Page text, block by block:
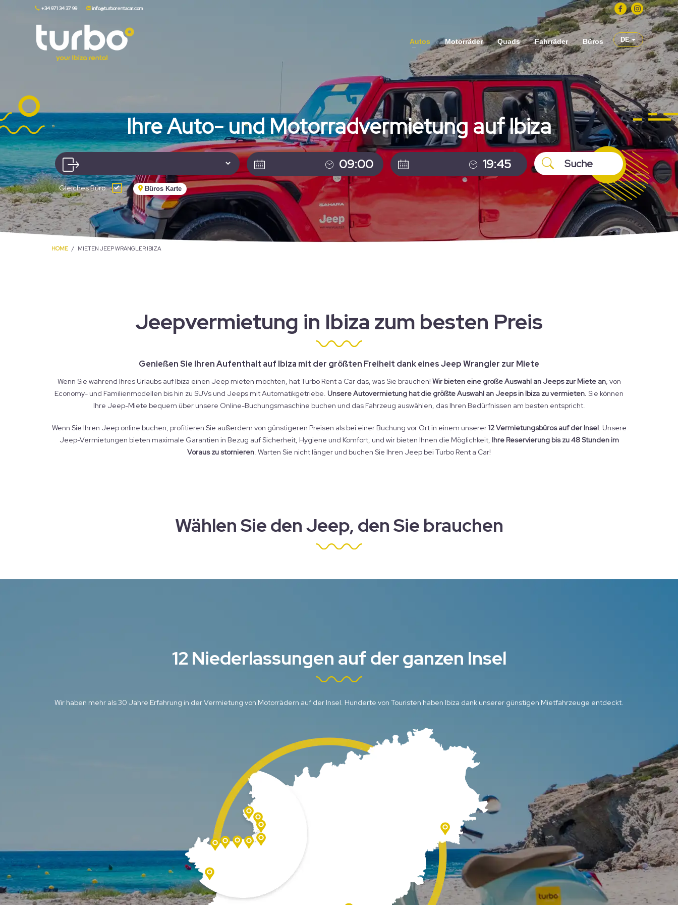
+34 971 34 37 99 info@turborentacar.com
Autos Motorräder Quads Fahrräder Büros DE
HOME MIETEN JEEP WRANGLER IBIZA
Ihre Auto- und Motorradvermietung auf Ibiza
Gleiches Büro Büros Karte
Jeepvermietung in Ibiza zum besten Preis
Genießen Sie Ihren Aufenthalt auf Ibiza mit der größten Freiheit dank eines Jeep Wrangler zur Miete
Wenn Sie während Ihres Urlaubs auf Ibiza einen Jeep mieten möchten, hat Turbo Rent a Car das, was Sie brauchen! Wir bieten eine große Auswahl an Jeeps zur Miete an, von
Economy- und Familienmodellen bis hin zu SUVs und Jeeps mit Automatikgetriebe. Unsere Autovermietung hat die größte Auswahl an Jeeps in Ibiza zu vermieten. Sie können
Ihre Jeep-Miete bequem über unsere Online-Buchungsmaschine buchen und das Fahrzeug auswählen, das Ihren Bedürfnissen am besten entspricht.
Wenn Sie Ihren Jeep online buchen, profitieren Sie außerdem von günstigeren Preisen als bei einer Buchung vor Ort in einem unserer12 Vermietungsbüros auf der Insel. Unsere
Jeep-Vermietungen bieten maximale Garantien in Bezug auf Sicherheit, Hygiene und Komfort, und wir bieten Ihnen die Möglichkeit, Ihre Reservierung bis zu 48 Stunden im
Voraus zu stornieren. Warten Sie nicht länger und buchen Sie Ihren Jeep bei Turbo Rent a Car!
Wählen Sie den Jeep, den Sie brauchen
12 Niederlassungen auf der ganzen Insel
Wir haben mehr als 30 Jahre Erfahrung in der Vermietung von Motorrädern auf der Insel. Hunderte von Touristen haben Ibiza dank unserer günstigen Mietfahrzeuge entdeckt.